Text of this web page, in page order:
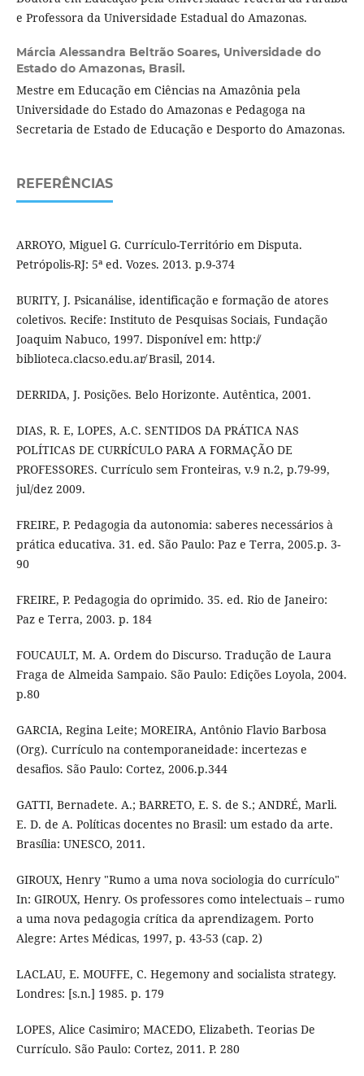
e Professora da Universidade Estadual do Amazonas.
Márcia Alessandra Beltrão Soares, Universidade do
Estado do Amazonas, Brasil.
Mestre em Educação em Ciências na Amazônia pela
Universidade do Estado do Amazonas e Pedagoga na
Secretaria de Estado de Educação e Desporto do Amazonas.
REFERÊNCIAS
ARROYO, Miguel G. Currículo-Território em Disputa.
Petrópolis-RJ: 5ª ed. Vozes. 2013. p.9-374
BURITY, J. Psicanálise, identificação e formação de atores
coletivos. Recife: Instituto de Pesquisas Sociais, Fundação
Joaquim Nabuco, 1997. Disponível em: http:/̸
biblioteca.clacso.edu.ar̸ Brasil, 2014.
DERRIDA, J. Posições. Belo Horizonte. Autêntica, 2001.
DIAS, R. E, LOPES, A.C. SENTIDOS DA PRÁTICA NAS
POLÍTICAS DE CURRÍCULO PARA A FORMAÇÃO DE
PROFESSORES. Currículo sem Fronteiras, v.9 n.2, p.79-99,
jul/dez 2009.
FREIRE, P. Pedagogia da autonomia: saberes necessários à
prática educativa. 31. ed. São Paulo: Paz e Terra, 2005.p. 3-
90
FREIRE, P. Pedagogia do oprimido. 35. ed. Rio de Janeiro:
Paz e Terra, 2003. p. 184
FOUCAULT, M. A. Ordem do Discurso. Tradução de Laura
Fraga de Almeida Sampaio. São Paulo: Edições Loyola, 2004.
p.80
GARCIA, Regina Leite; MOREIRA, Antônio Flavio Barbosa
(Org). Currículo na contemporaneidade: incertezas e
desafios. São Paulo: Cortez, 2006.p.344
GATTI, Bernadete. A.; BARRETO, E. S. de S.; ANDRÉ, Marli.
E. D. de A. Políticas docentes no Brasil: um estado da arte.
Brasília: UNESCO, 2011.
GIROUX, Henry "Rumo a uma nova sociologia do currículo"
In: GIROUX, Henry. Os professores como intelectuais – rumo
a uma nova pedagogia crítica da aprendizagem. Porto
Alegre: Artes Médicas, 1997, p. 43-53 (cap. 2)
LACLAU, E. MOUFFE, C. Hegemony and socialista strategy.
Londres: [s.n.] 1985. p. 179
LOPES, Alice Casimiro; MACEDO, Elizabeth. Teorias De
Currículo. São Paulo: Cortez, 2011. P. 280